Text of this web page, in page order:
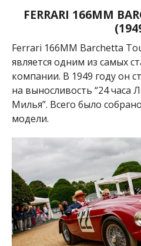
FERRARI 166MM
Ferrari 166MM Barchetta
является одним из самых
компании. В 1949 году он
на выносливость “24 часа
Милья”. Всего было
модели.